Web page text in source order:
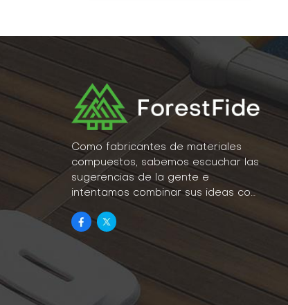
Como fabricantes de materiales
compuestos, sabemos escuchar las
sugerencias de la gente e
intentamos combinar sus ideas con
la realidad como parte de nuestro
estilo de vida.